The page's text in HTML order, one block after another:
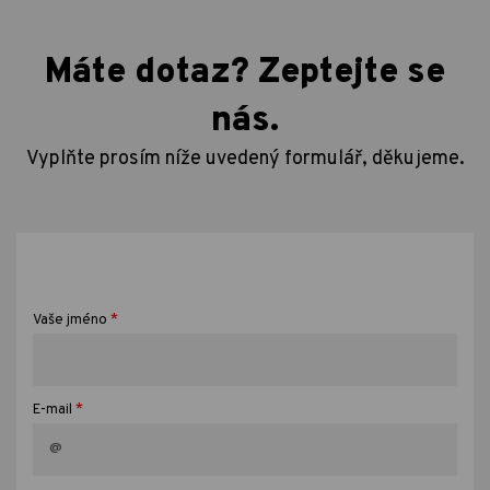
Máte dotaz? Zeptejte se
nás.
Vyplňte prosím níže uvedený formulář, děkujeme.
Vaše jméno *
E-mail *